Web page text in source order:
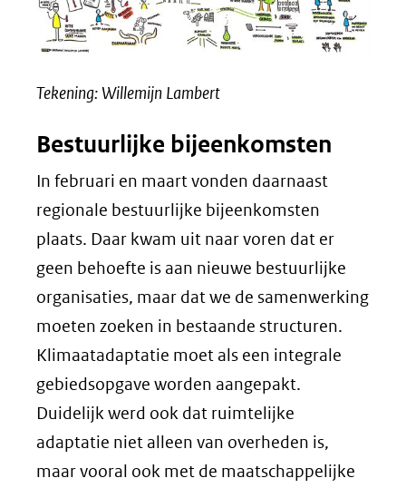
Tekening: Willemijn Lambert
Bestuurlijke bijeenkomsten
In februari en maart vonden daarnaast
regionale bestuurlijke bijeenkomsten
plaats. Daar kwam uit naar voren dat er
geen behoefte is aan nieuwe bestuurlijke
organisaties, maar dat we de samenwerking
moeten zoeken in bestaande structuren.
Klimaatadaptatie moet als een integrale
gebiedsopgave worden aangepakt.
Duidelijk werd ook dat ruimtelijke
adaptatie niet alleen van overheden is,
maar vooral ook met de maatschappelijke